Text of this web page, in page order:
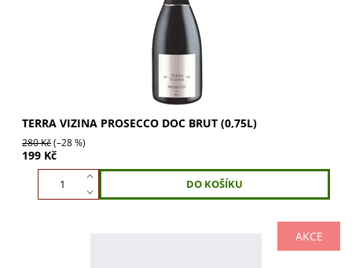
TERRA VIZINA PROSECCO DOC BRUT (0,75L)
280 Kč(–28 %)
199 Kč
AKCE